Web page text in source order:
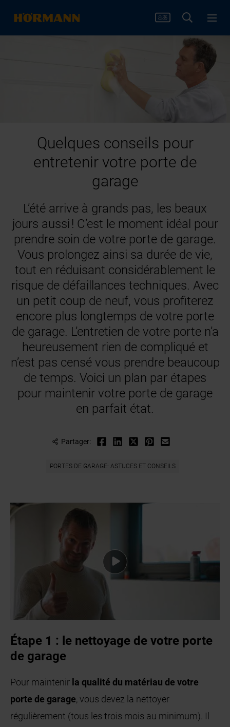
Quelques conseils pour
entretenir votre porte de
garage
L’été arrive à grands pas, les beaux
jours aussi ! C’est le moment idéal pour
prendre soin de votre porte de garage.
Vous prolongez ainsi sa durée de vie,
tout en réduisant considérablement le
risque de défaillances techniques. Avec
un petit coup de neuf, vous profiterez
encore plus longtemps de votre porte
de garage. L’entretien de votre porte n’a
heureusement rien de compliqué et
n’est pas censé vous prendre beaucoup
de temps. Voici un plan par étapes
pour maintenir votre porte de garage
en parfait état.
Partager:
PORTES DE GARAGE: ASTUCES ET CONSEILS
Étape 1 : le nettoyage de votre porte
de garage
Pour maintenir la qualité du matériau de votre
porte de garage, vous devez la nettoyer
régulièrement (tous les trois mois au minimum). Il